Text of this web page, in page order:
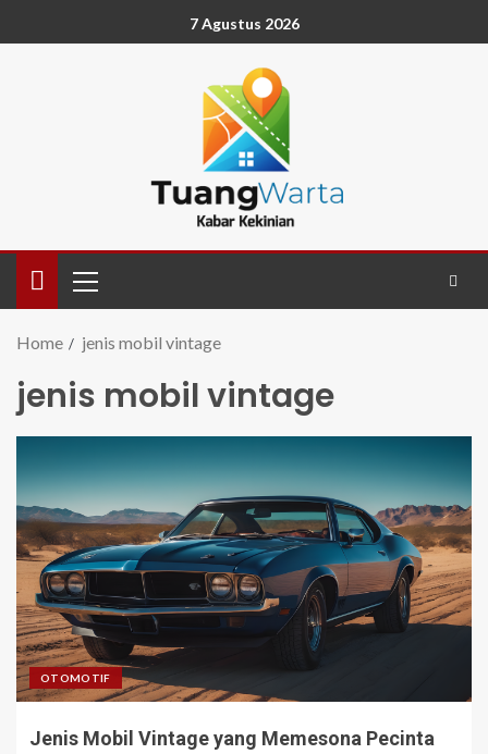
7 Agustus 2026
Home jenis mobil vintage
jenis mobil vintage
OTOMOTIF
Jenis Mobil Vintage yang Memesona Pecinta